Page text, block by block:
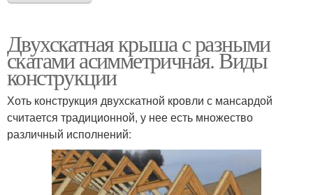
Двухскатная крыша с разными
скатами асимметричная. Виды
конструкции
Хоть конструкция двухскатной кровли с мансардой
считается традиционной, у нее есть множество
различный исполнений: